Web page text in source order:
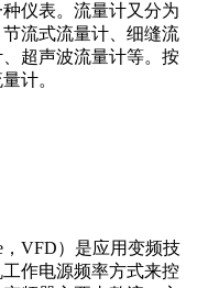
仪表。流量计又分为
流式流量计、细缝流
超声波流量计等。按
计。
，VFD）是应用变频技
作电源频率方式来控